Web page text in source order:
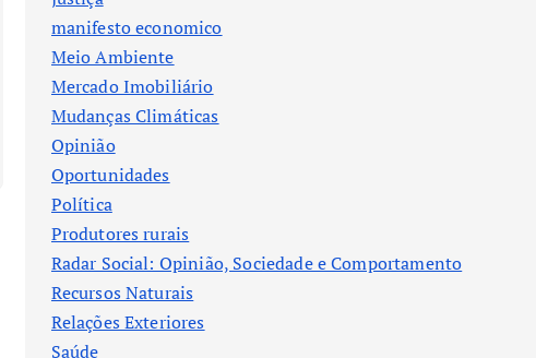
manifesto economico
Meio Ambiente
Mercado Imobiliário
Mudanças Climáticas
Opinião
Oportunidades
Política
Produtores rurais
Radar Social: Opinião, Sociedade e Comportamento
Recursos Naturais
Relações Exteriores
Saúde